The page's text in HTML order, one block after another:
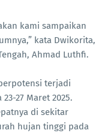
kami sampaikan
kata Dwikorita,
Ahmad Luthfi.
terjadi
27 Maret 2025.
di sekitar
hujan tinggi pada